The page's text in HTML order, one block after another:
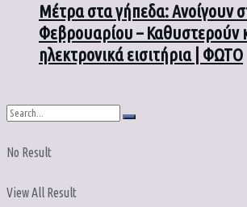
Μέτρα στα γήπεδα: Ανοίγουν
Φεβρουαρίου – Καθυστερούν
ηλεκτρονικά εισιτήρια | ΦΩΤΟ
No Result
View All Result